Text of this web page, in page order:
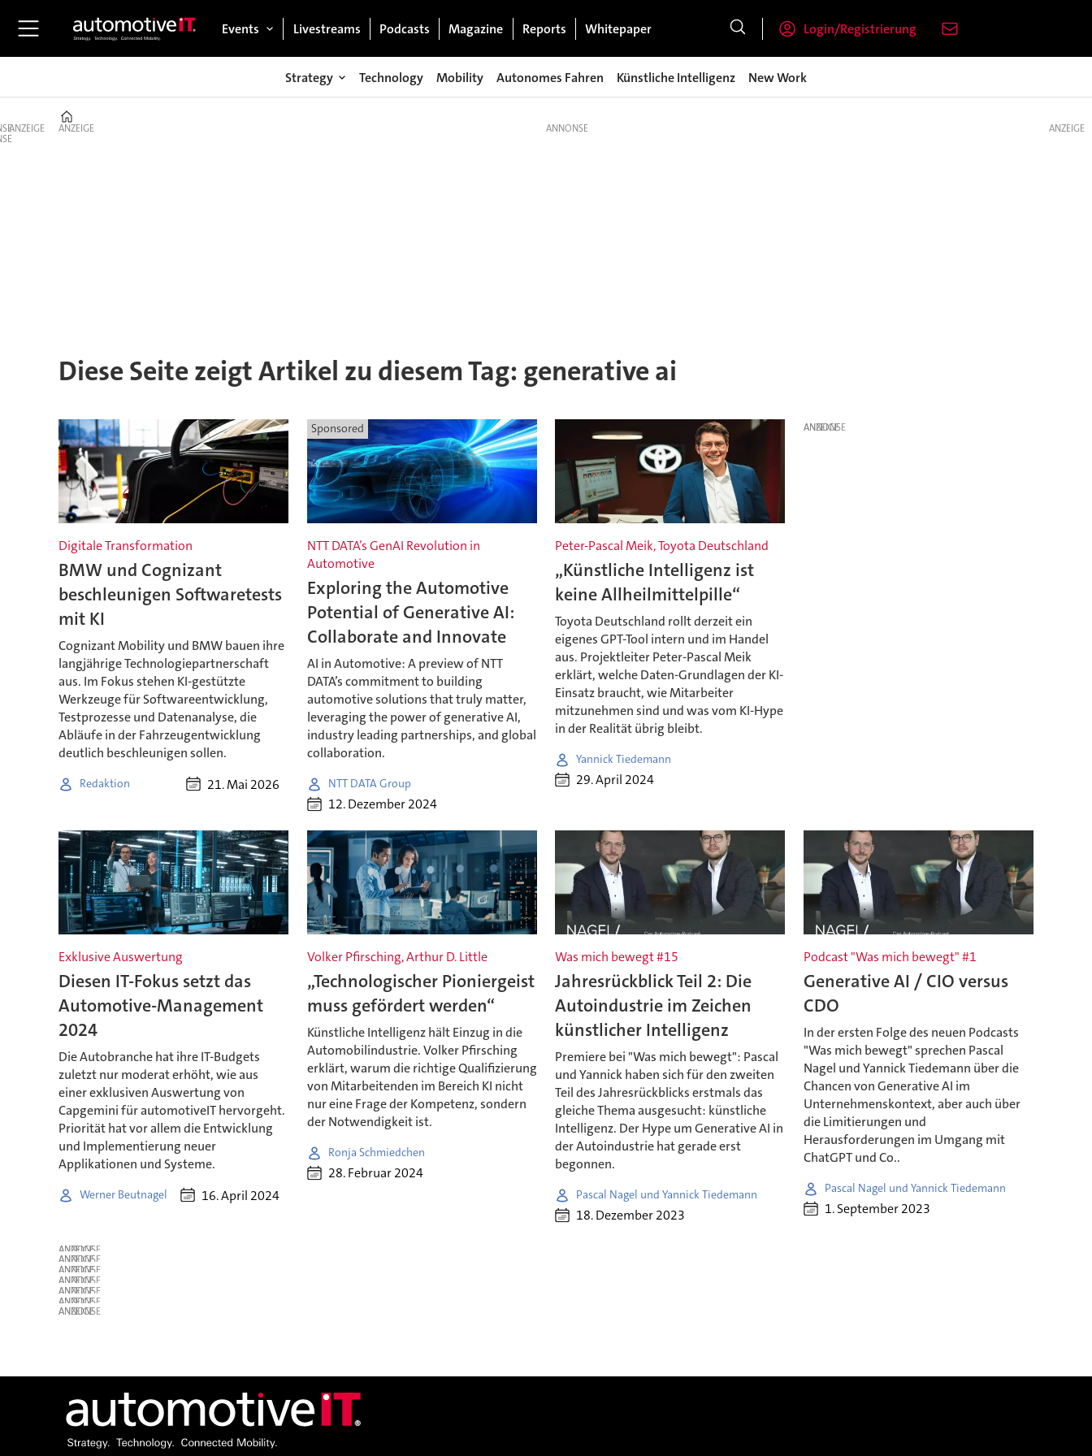
Events Livestreams Podcasts Magazine Reports Whitepaper Login/Registrierung
Strategy Technology Mobility Autonomes Fahren Künstliche Intelligenz New Work
ANZEIGE ANZEIGE
Diese Seite zeigt Artikel zu diesem Tag: generative ai
Digitale Transformation
BMW und Cognizant
beschleunigen Softwaretests
mit KI
Cognizant Mobility und BMW bauen ihre
langjährige Technologiepartnerschaft
aus. Im Fokus stehen KI-gestützte
Werkzeuge für Softwareentwicklung,
Testprozesse und Datenanalyse, die
Abläufe in der Fahrzeugentwicklung
deutlich beschleunigen sollen.
Redaktion 21. Mai 2026
Sponsored
NTT DATA’s GenAI Revolution in
Automotive
Exploring the Automotive
Potential of Generative AI:
Collaborate and Innovate
AI in Automotive: A preview of NTT
DATA’s commitment to building
automotive solutions that truly matter,
leveraging the power of generative AI,
industry leading partnerships, and global
collaboration.
NTT DATA Group
12. Dezember 2024
Peter-Pascal Meik, Toyota Deutschland
„Künstliche Intelligenz ist
keine Allheilmittelpille“
Toyota Deutschland rollt derzeit ein
eigenes GPT-Tool intern und im Handel
aus. Projektleiter Peter-Pascal Meik
erklärt, welche Daten-Grundlagen der KI-
Einsatz braucht, wie Mitarbeiter
mitzunehmen sind und was vom KI-Hype
in der Realität übrig bleibt.
Yannick Tiedemann
29. April 2024
ANZEIGE
Exklusive Auswertung
Diesen IT-Fokus setzt das
Automotive-Management
2024
Die Autobranche hat ihre IT-Budgets
zuletzt nur moderat erhöht, wie aus
einer exklusiven Auswertung von
Capgemini für automotiveIT hervorgeht.
Priorität hat vor allem die Entwicklung
und Implementierung neuer
Applikationen und Systeme.
Werner Beutnagel 16. April 2024
Volker Pfirsching, Arthur D. Little
„Technologischer Pioniergeist
muss gefördert werden“
Künstliche Intelligenz hält Einzug in die
Automobilindustrie. Volker Pfirsching
erklärt, warum die richtige Qualifizierung
von Mitarbeitenden im Bereich KI nicht
nur eine Frage der Kompetenz, sondern
der Notwendigkeit ist.
Ronja Schmiedchen
28. Februar 2024
Was mich bewegt #15
Jahresrückblick Teil 2: Die
Autoindustrie im Zeichen
künstlicher Intelligenz
Premiere bei "Was mich bewegt": Pascal
und Yannick haben sich für den zweiten
Teil des Jahresrückblicks erstmals das
gleiche Thema ausgesucht: künstliche
Intelligenz. Der Hype um Generative AI in
der Autoindustrie hat gerade erst
begonnen.
Pascal Nagel und Yannick Tiedemann
18. Dezember 2023
Podcast "Was mich bewegt" #1
Generative AI / CIO versus
CDO
In der ersten Folge des neuen Podcasts
"Was mich bewegt" sprechen Pascal
Nagel und Yannick Tiedemann über die
Chancen von Generative AI im
Unternehmenskontext, aber auch über
die Limitierungen und
Herausforderungen im Umgang mit
ChatGPT und Co..
Pascal Nagel und Yannick Tiedemann
1. September 2023
ANZEIGE
ANZEIGE
ANZEIGE
ANZEIGE
ANZEIGE
ANZEIGE
ANZEIGE
ANZEIGE